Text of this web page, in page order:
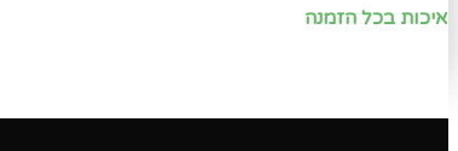
איכות בכל הזמנה